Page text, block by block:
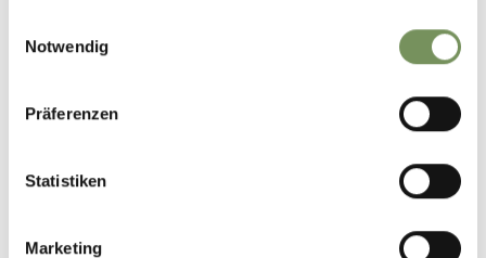
Notwendig
Präferenzen
Statistiken
Marketing